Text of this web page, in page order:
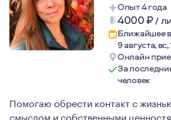
Опыт 4 года
4000₽/
Ближайшее
9 августа,
Онлайн
За
человек
Помогаю обрести контакт с
смыслом и собственными